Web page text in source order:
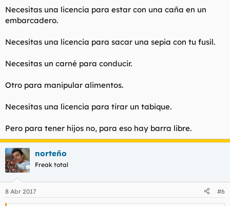
Necesitas una licencia para estar con una caña en un
embarcadero.
Necesitas una licencia para sacar una sepia con tu fusil.
Necesitas un carné para conducir.
Otro para manipular alimentos.
Necesitas una licencia para tirar un tabique.
Pero para tener hijos no, para eso hay barra libre.
norteño
Freak total
8 Abr 2017 #6